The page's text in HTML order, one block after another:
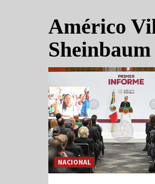
Américo
Sheinbaum
NACIONAL